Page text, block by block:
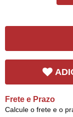
Frete e Prazo
Calcule o frete e o